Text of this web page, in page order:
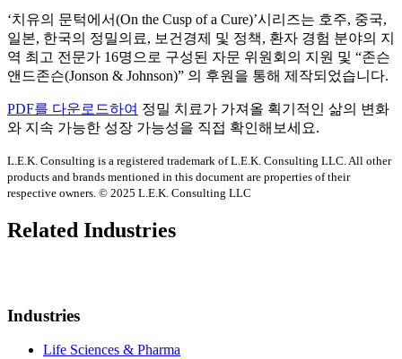
‘치유의 문턱에서(On the Cusp of a Cure)’시리즈는 호주, 중국,
일본, 한국의 정밀의료, 보건경제 및 정책, 환자 경험 분야의 지
역 최고 전문가 16명으로 구성된 자문 위원회의 지원 및 “존슨
앤드존슨(Jonson & Johnson)” 의 후원을 통해 제작되었습니다.
PDF를 다운로드하여 정밀 치료가 가져올 획기적인 삶의 변화
와 지속 가능한 성장 가능성을 직접 확인해보세요.
L.E.K. Consulting is a registered trademark of L.E.K. Consulting LLC. All other
products and brands mentioned in this document are properties of their
respective owners. © 2025 L.E.K. Consulting LLC
Related Industries
Industries
Life Sciences & Pharma